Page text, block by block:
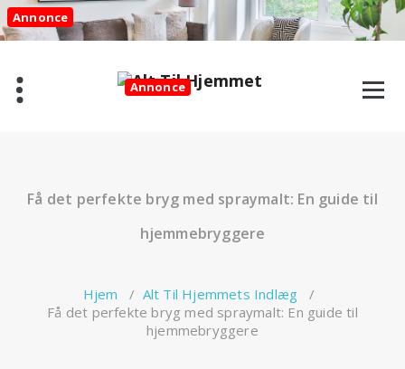
Videre
til
indhold
Annonce
Annonce
Få det perfekte bryg med spraymalt: En guide til
hjemmebryggere
Hjem / Alt Til Hjemmets Indlæg /
Få det perfekte bryg med spraymalt: En guide til
hjemmebryggere